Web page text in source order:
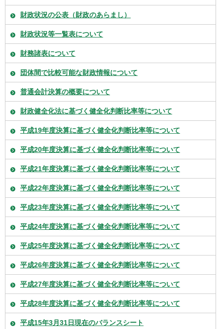
財政状況の公表（財政のあらまし）
財政状況等一覧表について
財務諸表について
団体間で比較可能な財政情報について
普通会計決算の概要について
財政健全化法に基づく健全化判断比率等について
平成19年度決算に基づく健全化判断比率等について
平成20年度決算に基づく健全化判断比率等について
平成21年度決算に基づく健全化判断比率等について
平成22年度決算に基づく健全化判断比率等について
平成23年度決算に基づく健全化判断比率等について
平成24年度決算に基づく健全化判断比率等について
平成25年度決算に基づく健全化判断比率等について
平成26年度決算に基づく健全化判断比率等について
平成27年度決算に基づく健全化判断比率等について
平成28年度決算に基づく健全化判断比率等について
平成15年3月31日現在のバランスシート